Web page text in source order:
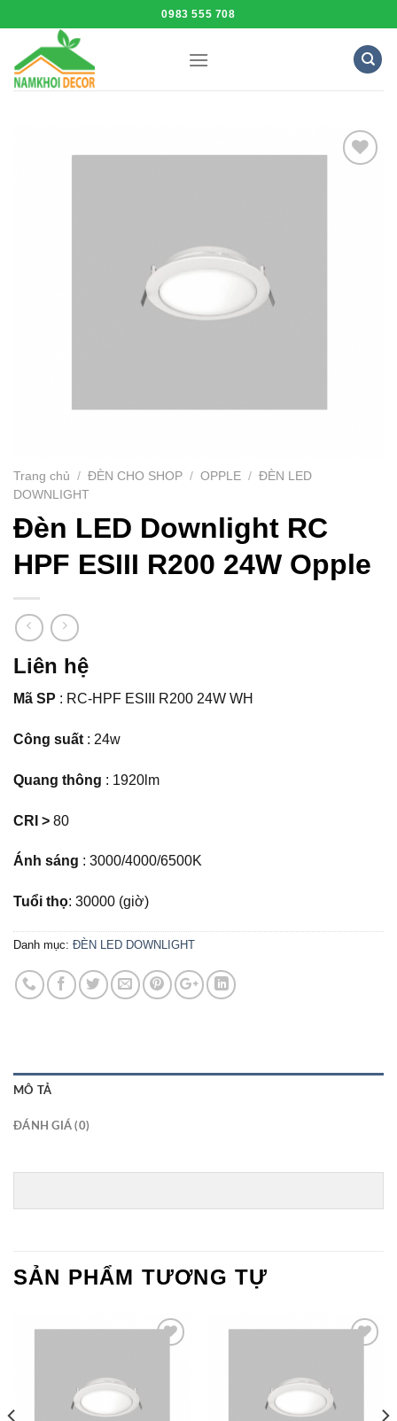
to
content
0983 555 708
Trang chủ / ĐÈN CHO SHOP / OPPLE / ĐÈN LED
DOWNLIGHT
Đèn LED Downlight RC
HPF ESIII R200 24W Opple
Liên hệ
Mã SP : RC-HPF ESIII R200 24W WH
Công suất : 24w
Quang thông : 1920lm
CRI > 80
Ánh sáng : 3000/4000/6500K
Tuổi thọ: 30000 (giờ)
Danh mục: ĐÈN LED DOWNLIGHT
MÔ TẢ
ĐÁNH GIÁ (0)
SẢN PHẨM TƯƠNG TỰ